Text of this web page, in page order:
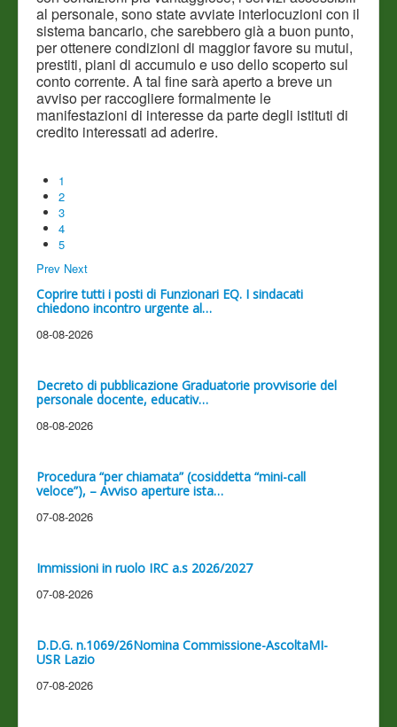
al personale, sono state avviate interlocuzioni con il
sistema bancario, che sarebbero già a buon punto,
per ottenere condizioni di maggior favore su mutui,
prestiti, piani di accumulo e uso dello scoperto sul
conto corrente. A tal fine sarà aperto a breve un
avviso per raccogliere formalmente le
manifestazioni di interesse da parte degli istituti di
credito interessati ad aderire.
1
2
3
4
5
Prev Next
Coprire tutti i posti di Funzionari EQ. I sindacati
chiedono incontro urgente al…
08-08-2026
Decreto di pubblicazione Graduatorie provvisorie del
personale docente, educativ…
08-08-2026
Procedura “per chiamata” (cosiddetta “mini-call
veloce”), – Avviso aperture ista…
07-08-2026
Immissioni in ruolo IRC a.s 2026/2027
07-08-2026
D.D.G. n.1069/26Nomina Commissione-AscoltaMI-
USR Lazio
07-08-2026